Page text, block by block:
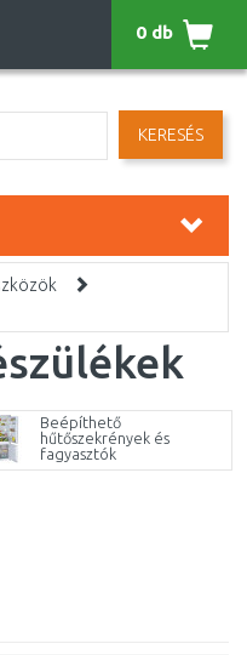
KERESÉS
0 db
Beépíthető
hűtőszekrények és
fagyasztók